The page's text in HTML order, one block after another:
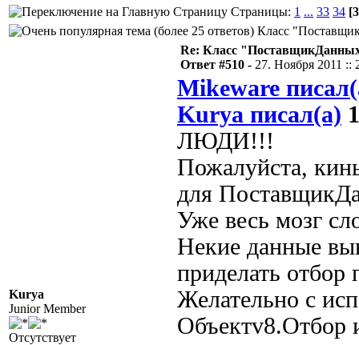
Страницы: 1 ... 33 34
Класс
Kurya
Junior Member
Отсутствует
Re: Класс
Ответ #510 - 27. Ноября 2011 ::
Mikeware
Kurya писал(а)
ЛЮДИ!!!
Пожалуйста,
для
Уже весь мозг
Некие данные
приделать
Желательно с
Объектv8.Отбор